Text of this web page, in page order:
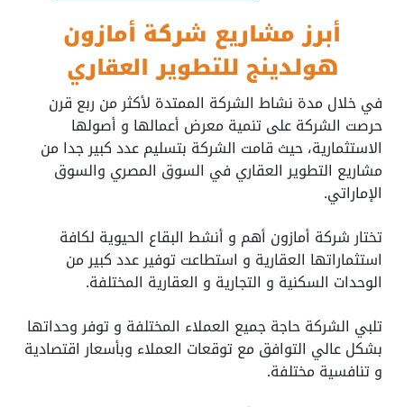
أبرز مشاريع شركة أمازون
هولدينج للتطوير العقاري
في خلال مدة نشاط الشركة الممتدة لأكثر من ربع قرن
حرصت الشركة على تنمية معرض أعمالها و أصولها
الاستثمارية، حيث قامت الشركة بتسليم عدد كبير جدا من
مشاريع التطوير العقاري في السوق المصري والسوق
الإماراتي.
تختار شركة أمازون أهم و أنشط البقاع الحيوية لكافة
استثماراتها العقارية و استطاعت توفير عدد كبير من
الوحدات السكنية و التجارية و العقارية المختلفة.
تلبي الشركة حاجة جميع العملاء المختلفة و توفر وحداتها
بشكل عالي التوافق مع توقعات العملاء وبأسعار اقتصادية
و تنافسية مختلفة.